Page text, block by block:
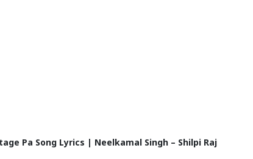
Pa Song Lyrics | Neelkamal Singh – Shilpi Raj